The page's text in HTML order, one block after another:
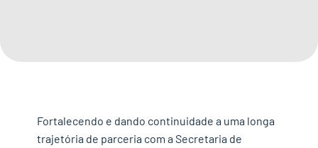
QUERO APOIAR
Fortalecendo e dando continuidade a uma longa
trajetória de parceria com a Secretaria de